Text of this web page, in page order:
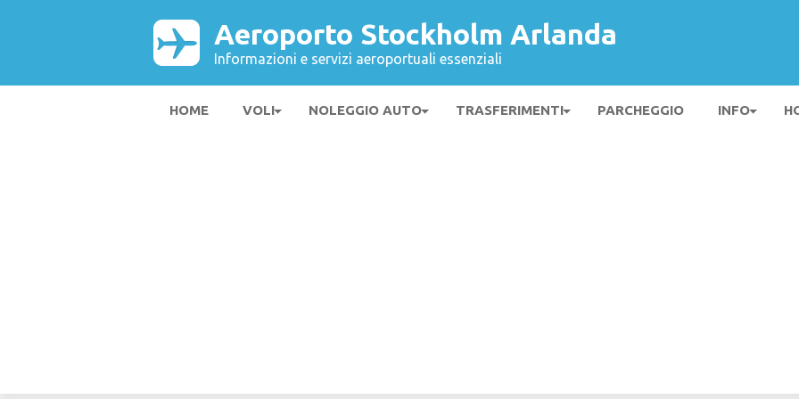
Aeroporto Stockholm Arlanda
Informazioni e servizi aeroportuali essenziali
HOME VOLI NOLEGGIO AUTO TRASFERIMENTI PARCHEGGIO INFO